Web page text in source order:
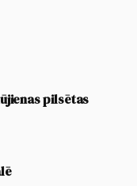
pilsētas